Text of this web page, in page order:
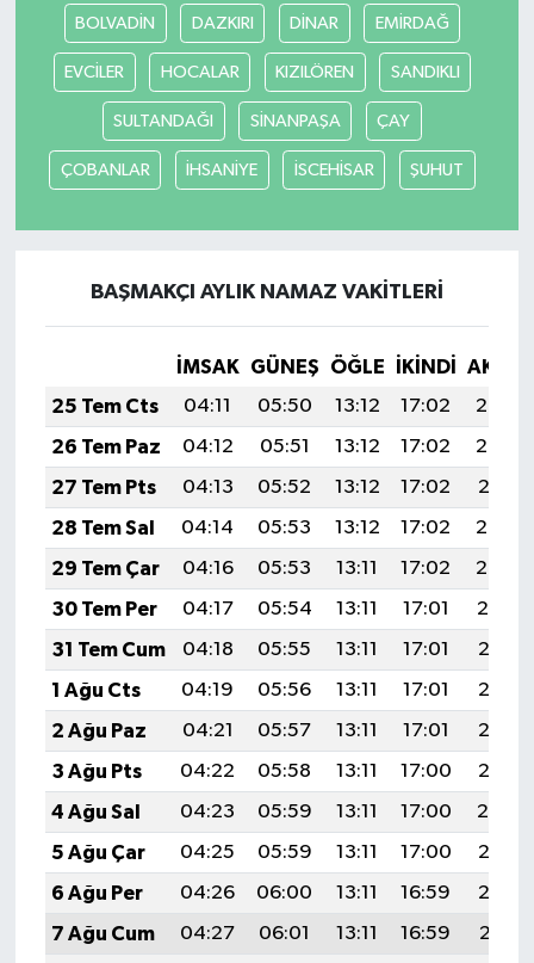
BOLVADİN DAZKIRI DİNAR EMİRDAĞ
EVCİLER HOCALAR KIZILÖREN SANDIKLI
SULTANDAĞI SİNANPAŞA ÇAY
ÇOBANLAR İHSANİYE İSCEHİSAR ŞUHUT
BAŞMAKÇI AYLIK NAMAZ VAKITLERI
İMSAK GÜNEŞ ÖĞLE İKINDI
25 Tem Cts
04:11 05:50 13:12 17:02
20:23
26 Tem Paz
04:12 05:51 13:12 17:02
20:22
27 Tem Pts
04:13 05:52 13:12 17:02
20:21
28 Tem Sal
04:14 05:53 13:12 17:02
20:20
29 Tem Çar
04:16 05:53 13:11 17:02
20:20
30 Tem Per
04:17 05:54 13:11 17:01
20:19
31 Tem Cum
04:18 05:55 13:11 17:01
20:18
1 Ağu Cts
04:19 05:56 13:11 17:01
20:17
2 Ağu Paz
04:21 05:57 13:11 17:01
20:16
3 Ağu Pts
04:22 05:58 13:11 17:00
20:15
4 Ağu Sal
04:23 05:59 13:11 17:00
20:14
5 Ağu Çar
04:25 05:59 13:11 17:00
20:13
6 Ağu Per
04:26 06:00 13:11 16:59
20:12
7 Ağu Cum
04:27 06:01 13:11 16:59
20:11
GÜNDEM
İş ilanı
Kilimli
Kültür - Sanat
Röportaj
Sağlık
SİYASET
Spor
Ulusal
Yaşam